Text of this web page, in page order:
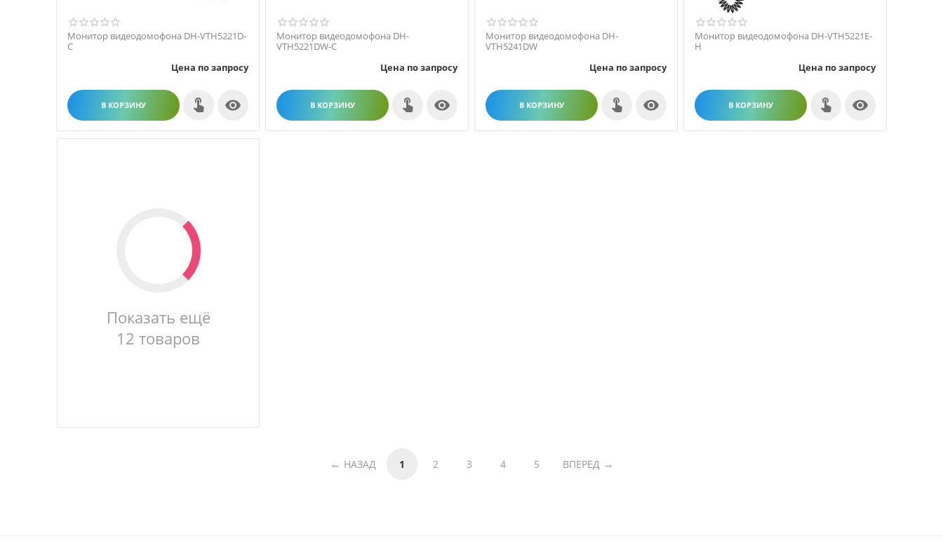
Монитор видеодомофона DH-VTH5221D-
C
Цена по запросу
В КОРЗИНУ 
Монитор видеодомофона DH-
VTH5221DW-C
Цена по запросу
В КОРЗИНУ 
Монитор видеодомофона DH-
VTH5241DW
Цена по запросу
В КОРЗИНУ 
Монитор видеодомофона DH-VTH5221E-
H
Цена по запросу
В КОРЗИНУ 
Показать ещё
12 товаров
НАЗАД 1 2 3 4 5 ВПЕРЕД